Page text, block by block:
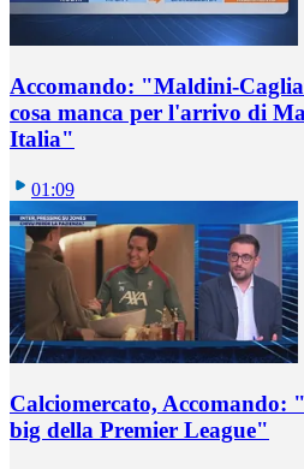
Accomando: "Maldini-
cosa manca per l'arrivo di
Italia"
01:09
Calciomercato,
big della Premier League"